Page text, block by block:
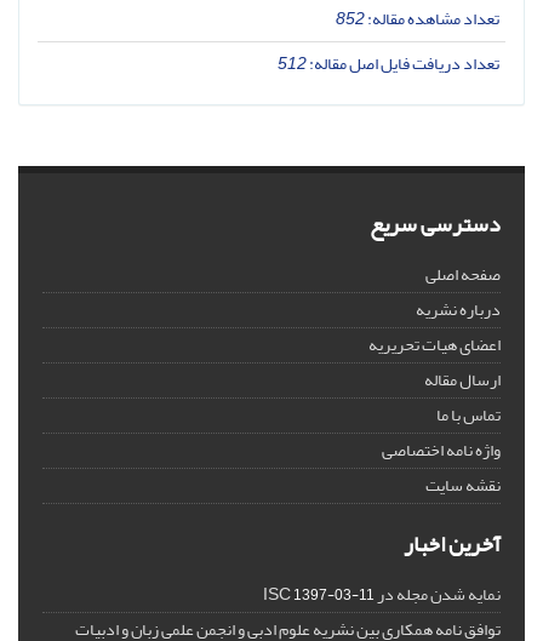
تعداد مشاهده مقاله:852
تعداد دریافت فایل اصل مقاله:512
دسترسی سریع
صفحه اصلی
درباره نشریه
اعضای هیات تحریریه
ارسال مقاله
تماس با ما
واژه نامه اختصاصی
نقشه سایت
آخرین اخبار
نمایه شدن مجله در ISC1397-03-11
توافق نامه همکاری بین نشریه علوم ادبی و انجمن علمی زبان و ادبیات